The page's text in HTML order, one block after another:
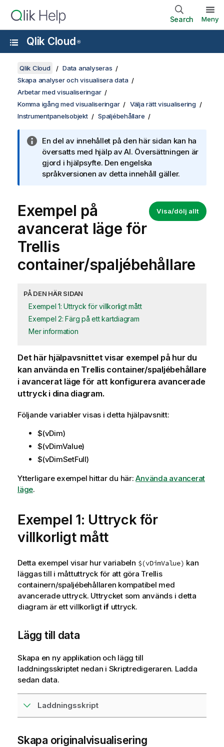
Search Meny
Qlik Cloud ®
Qlik Cloud
Data analyseras
Skapa analyser och visualisera data
Arbetar med visualiseringar
Komma igång med visualiseringar
Välja rätt visualisering
Instrumentpanelsobjekt
Spaljébehållare
En del av innehållet på den här sidan kan ha
översatts med hjälp av AI. Översättningen är
gjord i hjälpsyfte. Den engelska
språkversionen av detta innehåll gäller.
Visa/dölj allt
Exempel på
avancerat läge för
Trellis
container/spaljébehållare
PÅ DEN HÄR SIDAN
Exempel 1: Uttryck för villkorligt mått
Exempel 2: Färg på ett kartdiagram
Mer information
Det här hjälpavsnittet visar exempel på hur du
kan använda en Trellis container/spaljébehållare
i avancerat läge för att konfigurera avancerade
uttryck i dina diagram.
Följande variabler visas i detta hjälpavsnitt:
$(vDim)
$(vDimValue)
$(vDimSetFull)
Ytterligare exempel hittar du här:Använda avancerat
läge.
Exempel 1: Uttryck för
villkorligt mått
Detta exempel visar hur variabeln $(vDimValue) kan
läggas till i måttuttryck för att göra Trellis
containern/spaljébehållaren kompatibel med
avancerade uttryck. Uttrycket som används i detta
diagram är ett villkorligt ifuttryck.
Lägg till data
Skapa en ny applikation och lägg till
laddningsskriptet nedan i Skriptredigeraren. Ladda
sedan data.
Laddningsskript
Skapa originalvisualisering